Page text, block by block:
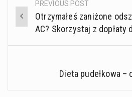
Post
navigation
PREVIOUS POST
Otrzymałeś zaniżone
AC? Skorzystaj z dopłaty
Dieta pudełkowa –